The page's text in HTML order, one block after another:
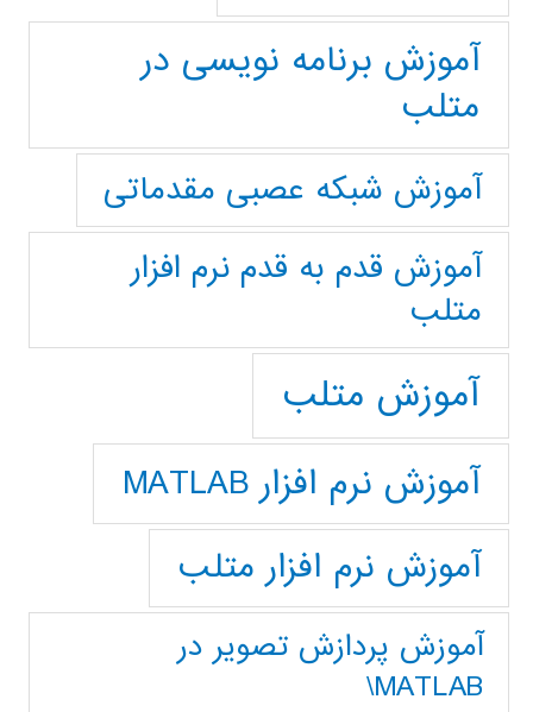
آموزش برنامه نویسی در
متلب
آموزش شبکه عصبی مقدماتی
آموزش قدم به قدم نرم افزار
متلب
آموزش متلب
آموزش نرم افزار MATLAB
آموزش نرم افزار متلب
آموزش پردازش تصوير در
MATLAB\